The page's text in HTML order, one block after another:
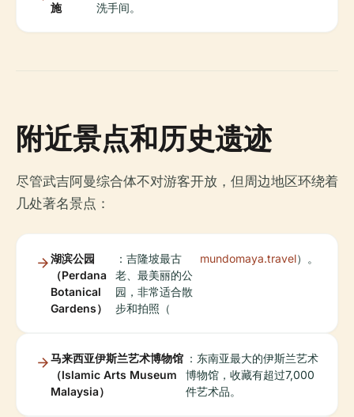
施
洗手间。
附近景点和历史遗迹
尽管武吉阿曼综合体不对游客开放，但周边地区环绕着
几处著名景点：
湖滨公园
（Perdana
Botanical
Gardens）
：吉隆坡最古
老、最美丽的公
园，非常适合散
步和拍照（
mundomaya.travel）。
马来西亚伊斯兰艺术博物馆
（Islamic Arts Museum
Malaysia）
：东南亚最大的伊斯兰艺术
博物馆，收藏有超过7,000
件艺术品。